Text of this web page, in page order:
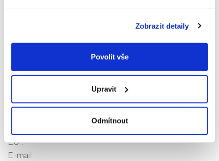
Zobrazit detaily
Povolit vše
Upravit
Odmítnout
Balliol Business Park, Newcastle
upon Tyne NE12 8EW, Spojené
království
EU:
zástupce v
EU:
Na Příkopě 18, 110 00 Praha 1
E-mail